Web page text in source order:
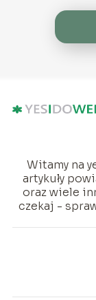
Witamy na
artykuły
oraz wiele
czekaj -